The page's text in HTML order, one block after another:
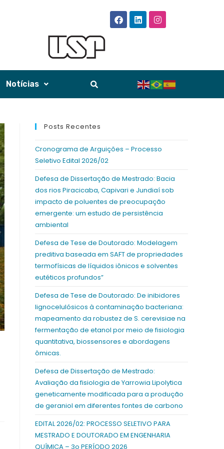
Notícias
Posts Recentes
Cronograma de Arguições – Processo
Seletivo Edital 2026/02
Defesa de Dissertação de Mestrado: Bacia
dos rios Piracicaba, Capivari e Jundiaí sob
impacto de poluentes de preocupação
emergente: um estudo de persistência
ambiental
Defesa de Tese de Doutorado: Modelagem
preditiva baseada em SAFT de propriedades
termofísicas de líquidos iônicos e solventes
eutéticos profundos”
Defesa de Tese de Doutorado: De inibidores
lignocelulósicos à contaminação bacteriana:
mapeamento da robustez de S. cerevisiae na
fermentação de etanol por meio de fisiologia
quantitativa, biossensores e abordagens
ômicas.
Defesa de Dissertação de Mestrado:
Avaliação da fisiologia de Yarrowia Lipolytica
geneticamente modificada para a produção
de geraniol em diferentes fontes de carbono
EDITAL 2026/02: PROCESSO SELETIVO PARA
MESTRADO E DOUTORADO EM ENGENHARIA
QUÍMICA – 3o PERÍODO 2026